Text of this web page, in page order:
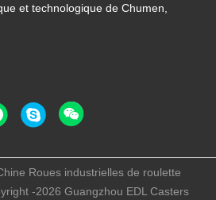
et technologique de Chumen,
Roues industrielles de roulette
-2026 Guangzhou EDL Casters